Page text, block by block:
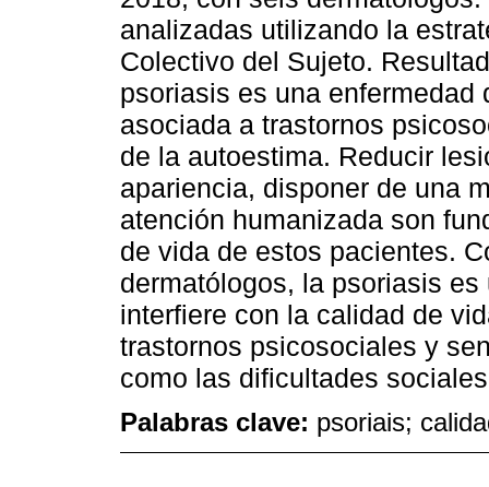
analizadas utilizando la
Colectivo del Sujeto.
psoriasis es una
asociada a trastornos
de la autoestima. Reducir
apariencia, disponer de una
atención humanizada son
de vida de estos pacientes.
dermatólogos, la psoriasis
interfiere con la calidad de
trastornos psicosociales y
como las dificultades
Palabras clave: psoriais;